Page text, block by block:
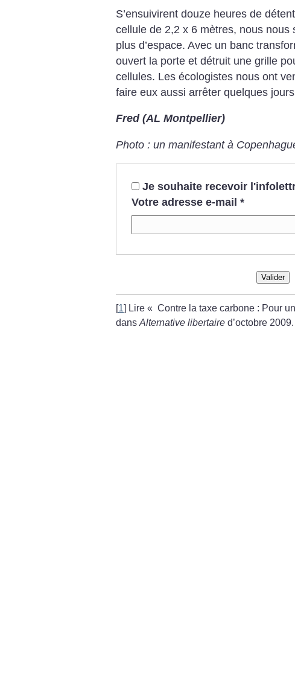
S’ensuivirent douze heures de
cellule de 2,2 x 6 mètres, nous nous
plus d’espace. Avec un banc
ouvert la porte et détruit une grille
cellules. Les écologistes nous ont
faire eux aussi arrêter quelques
Fred (AL Montpellier)
Photo : un manifestant à
Je souhaite recevoir
Votre adresse e-mail *
Valider
[1] Lire « Contre la taxe carbone : Pour
dans Alternative libertaire d’octobre 2009.